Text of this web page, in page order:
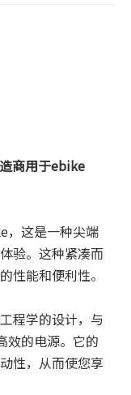
商用于ebike
，这是一种尖端
验。这种紧凑而
性能和便利性。
程学的设计，与
效的电源。它的
性，从而使您享